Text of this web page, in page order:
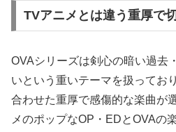
TVアニメとは違う重厚で
OVAシリーズは剣心の暗い過去
いという重いテーマを扱ってお
合わせた重厚で感傷的な楽曲が
メのポップなOP・EDとOVAの